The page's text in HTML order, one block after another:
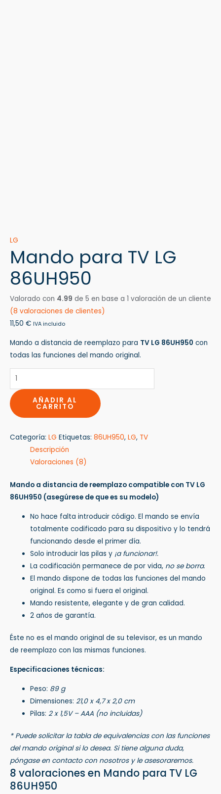
LG
Mando para TV LG
86UH950
Valorado con 4.99 de 5 en base a 1 valoración de un cliente
(8 valoraciones de clientes)
11,50 € IVA incluido
Mando a distancia de reemplazo para TV LG 86UH950 con
todas las funciones del mando original.
AÑADIR AL
CARRITO
Categoría: LG Etiquetas: 86UH950, LG, TV
Descripción
Valoraciones (8)
Mando a distancia de reemplazo compatible con TV LG
86UH950 (asegúrese de que es su modelo)
No hace falta introducir código. El mando se envía
totalmente codificado para su dispositivo y lo tendrá
funcionando desde el primer día.
Solo introducir las pilas y ¡a funcionar!.
La codificación permanece de por vida, no se borra.
El mando dispone de todas las funciones del mando
original. Es como si fuera el original.
Mando resistente, elegante y de gran calidad.
2 años de garantía.
Éste no es el mando original de su televisor, es un mando
de reemplazo con las mismas funciones.
Especificaciones técnicas:
Peso: 89 g
Dimensiones:21,0 x 4,7 x 2,0 cm
Pilas:2 x 1,5V – AAA (no incluidas)
* Puede solicitar la tabla de equivalencias con las funciones
del mando original si lo desea. Si tiene alguna duda,
póngase en contacto con nosotros y le asesoraremos.
8 valoraciones en Mando para TV LG
86UH950